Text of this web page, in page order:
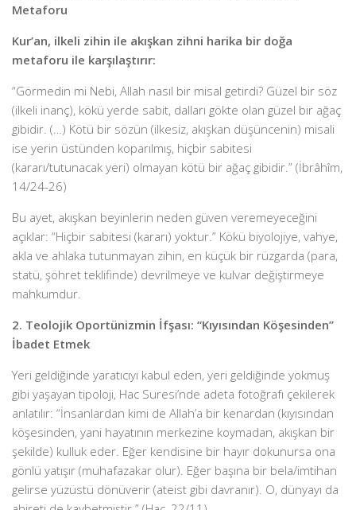
Metaforu
Kur’an, ilkeli zihin ile akışkan zihni harika bir doğa
metaforu ile karşılaştırır:
“Görmedin mi Nebi, Allah nasıl bir misal getirdi? Güzel bir söz
(ilkeli inanç), kökü yerde sabit, dalları gökte olan güzel bir ağaç
gibidir. (…) Kötü bir sözün (ilkesiz, akışkan düşüncenin) misali
ise yerin üstünden koparılmış, hiçbir sabitesi
(kararı/tutunacak yeri) olmayan kötü bir ağaç gibidir.” (İbrâhîm,
14/24-26)
Bu ayet, akışkan beyinlerin neden güven veremeyeceğini
açıklar: “Hiçbir sabitesi (kararı) yoktur.” Kökü biyolojiye, vahye,
akla ve ahlaka tutunmayan zihin, en küçük bir rüzgarda (para,
statü, şöhret teklifinde) devrilmeye ve kulvar değiştirmeye
mahkumdur.
2. Teolojik Oportünizmin İfşası: “Kıyısından Köşesinden”
İbadet Etmek
Yeri geldiğinde yaratıcıyı kabul eden, yeri geldiğinde yokmuş
gibi yaşayan tipoloji, Hac Suresi’nde adeta fotoğrafı çekilerek
anlatılır: “İnsanlardan kimi de Allah’a bir kenardan (kıyısından
köşesinden, yani hayatının merkezine koymadan, akışkan bir
şekilde) kulluk eder. Eğer kendisine bir hayır dokunursa ona
gönlü yatışır (muhafazakar olur). Eğer başına bir bela/imtihan
gelirse yüzüstü dönüverir (ateist gibi davranır). O, dünyayı da